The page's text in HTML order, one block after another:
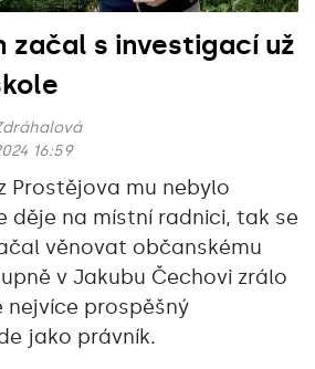
začal s investigací už
16:59
Prostějova mu nebylo
děje na místní radnici, tak se
věnovat občanskému
v Jakubu Čechovi zrálo
nejvíce prospěšný
jako právník.